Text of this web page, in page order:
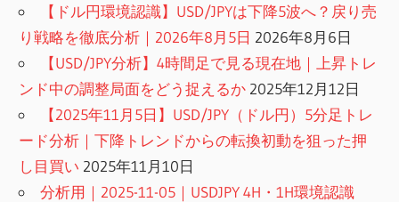
【ドル円環境認識】USD/JPYは下降5波へ？戻り売
り戦略を徹底分析｜2026年8月5日 2026年8月6日
【USD/JPY分析】4時間足で見る現在地｜上昇トレ
ンド中の調整局面をどう捉えるか 2025年12月12日
【2025年11月5日】USD/JPY（ドル円）5分足トレ
ード分析｜下降トレンドからの転換初動を狙った押
し目買い 2025年11月10日
分析用｜2025-11-05｜USDJPY 4H・1H環境認識